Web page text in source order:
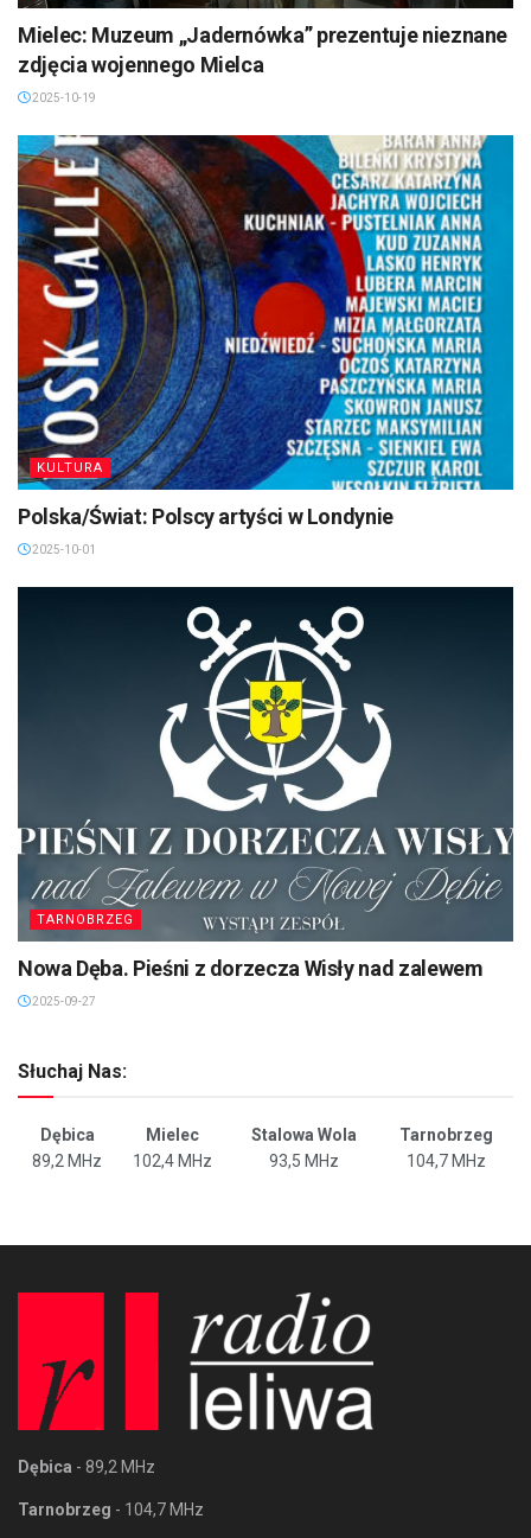
Mielec: Muzeum „Jadernówka” prezentuje nieznane
zdjęcia wojennego Mielca
2025-10-19
KULTURA
Polska/Świat: Polscy artyści w Londynie
2025-10-01
TARNOBRZEG
Nowa Dęba. Pieśni z dorzecza Wisły nad zalewem
2025-09-27
Słuchaj Nas:
Dębica Mielec Stalowa Wola
Tarnobrzeg
89,2 MHz
102,4 MHz 93,5 MHz 104,7 MHz
Dębica - 89,2 MHz
Tarnobrzeg - 104,7 MHz